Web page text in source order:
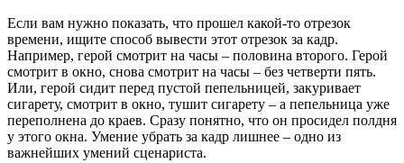
Если вам нужно показать, что прошел какой-то отрезок
времени, ищите способ вывести этот отрезок за кадр.
Например, герой смотрит на часы – половина второго. Герой
смотрит в окно, снова смотрит на часы – без четверти пять.
Или, герой сидит перед пустой пепельницей, закуривает
сигарету, смотрит в окно, тушит сигарету – а пепельница уже
переполнена до краев. Сразу понятно, что он просидел полдня
у этого окна. Умение убрать за кадр лишнее – одно из
важнейших умений сценариста.